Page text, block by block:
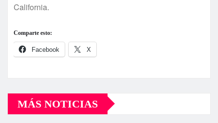
California.
Comparte esto:
Facebook X
MÁS NOTICIAS